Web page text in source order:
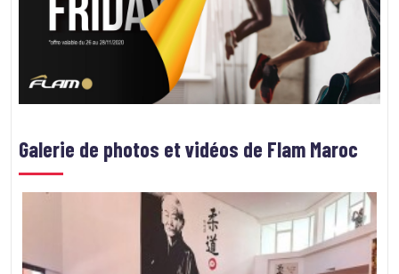
Galerie de photos et vidéos de Flam Maroc